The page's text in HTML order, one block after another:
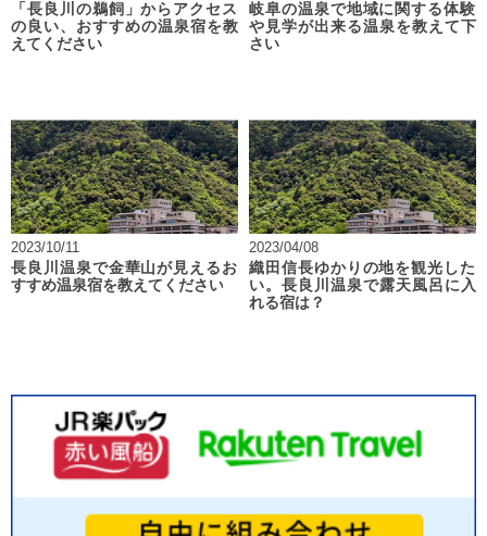
「長良川の鵜飼」からアクセス
の良い、おすすめの温泉宿を教
えてください
岐阜の温泉で地域に関する体験
や見学が出来る温泉を教えて下
さい
2023/10/11
長良川温泉で金華山が見えるお
すすめ温泉宿を教えてください
2023/04/08
織田信長ゆかりの地を観光した
い。長良川温泉で露天風呂に入
れる宿は？